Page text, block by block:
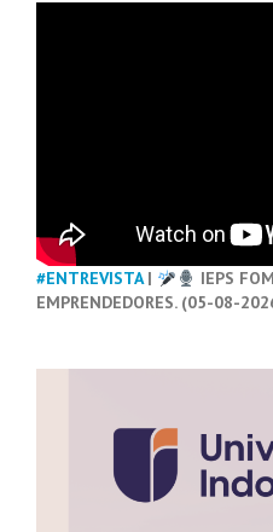
#ENTREVISTA|
IEPS
EMPRENDEDORES. (05-08-